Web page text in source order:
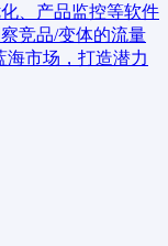
、产品监控等软件
竞品/变体的流量
海市场，打造潜力